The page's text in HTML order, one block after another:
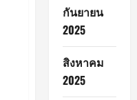
กันยายน
2025
สิงหาคม
2025